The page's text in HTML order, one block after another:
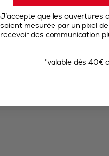
J’accepte que les ouvertures
soient mesurée par un pixel
recevoir des communication
*valable dès 40€